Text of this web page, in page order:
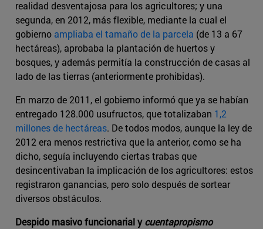
realidad desventajosa para los agricultores; y una
segunda, en 2012, más flexible, mediante la cual el
gobierno ampliaba el tamaño de la parcela (de 13 a 67
hectáreas), aprobaba la plantación de huertos y
bosques, y además permitía la construcción de casas al
lado de las tierras (anteriormente prohibidas).
En marzo de 2011, el gobierno informó que ya se habían
entregado 128.000 usufructos, que totalizaban 1,2
millones de hectáreas. De todos modos, aunque la ley de
2012 era menos restrictiva que la anterior, como se ha
dicho, seguía incluyendo ciertas trabas que
desincentivaban la implicación de los agricultores: estos
registraron ganancias, pero solo después de sortear
diversos obstáculos.
Despido masivo funcionarial ycuentapropismo